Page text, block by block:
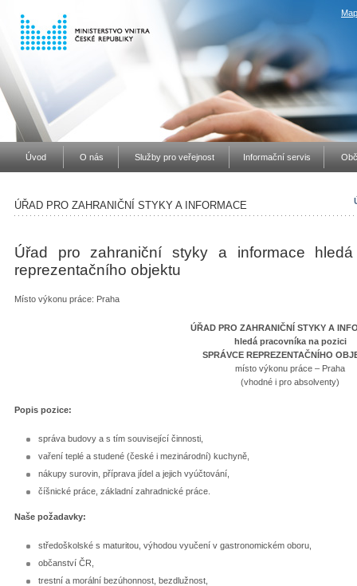
Úvod O nás Služby pro veřejnost Informační servis
ÚŘAD PRO ZAHRANIČNÍ STYKY A INFORMACE
Úřad pro zahraniční styky a informace
reprezentačního objektu
Místo výkonu práce: Praha
ÚŘAD PRO ZAHRANIČNÍ STYKY A
hledá pracovníka na pozici
SPRÁVCE REPREZENTAČNÍHO
místo výkonu práce – Praha
(vhodné i pro absolventy)
Popis pozice:
správa budovy a s tím související činnosti,
vaření teplé a studené (české i mezinárodní) kuchyně,
nákupy surovin, příprava jídel a jejich vyúčtování,
číšnické práce, základní zahradnické práce.
Naše požadavky:
středoškolské s maturitou, výhodou vyučení v gastronomickém oboru,
občanství ČR,
trestní a morální bezúhonnost, bezdlužnost,